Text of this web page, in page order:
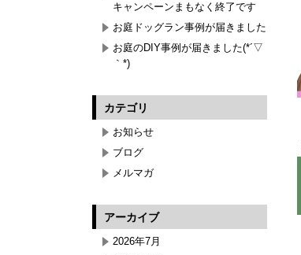
キャンペーンまもなく終了です
お庭ドッグラン事例が届きました
お庭のDIY事例が届きました(*´▽
｀*)
カテゴリ
お知らせ
ブログ
メルマガ
アーカイブ
2026年7月